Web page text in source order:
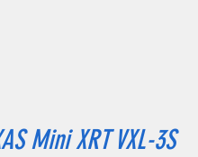
Mini XRT VXL-3S